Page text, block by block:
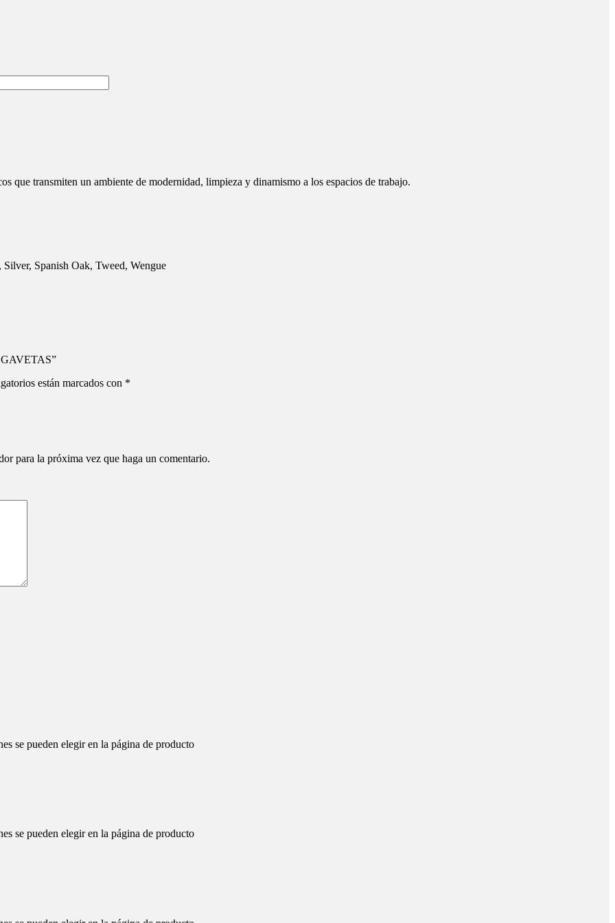
que transmiten un ambiente de modernidad, limpieza y dinamismo a los espacios de trabajo.
Spanish Oak, Tweed, Wengue
están marcados con *
para la próxima vez que haga un comentario.
se pueden elegir en la página de producto
se pueden elegir en la página de producto